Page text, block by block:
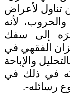
تناول لأعراض
لأنه
إلى سفك
الفقهي في
والإباحة
في ذلك في
رسائله-.